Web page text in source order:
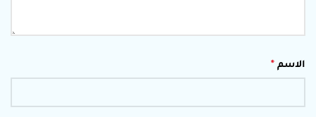
الاسم *